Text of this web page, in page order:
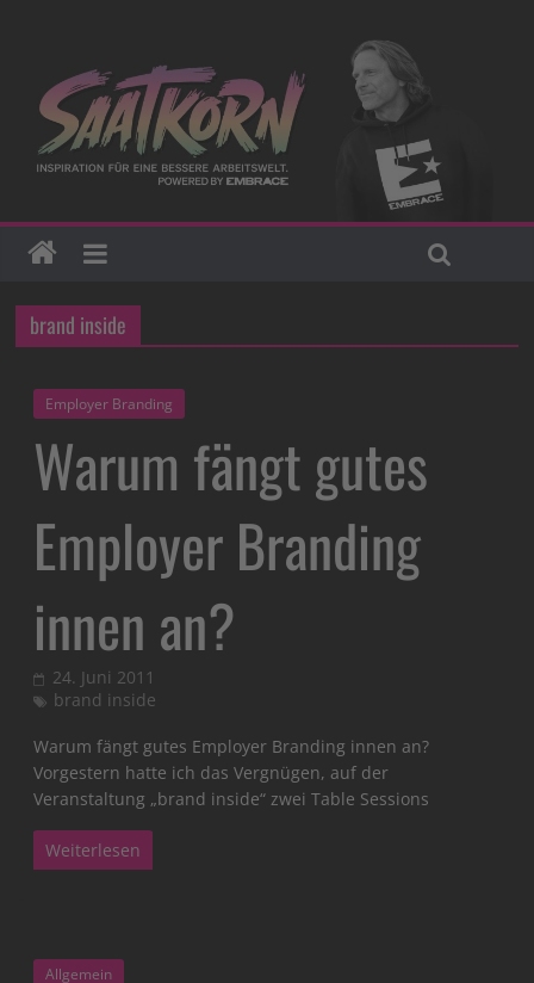
brand inside
Employer Branding
Warum fängt gutes
Employer Branding
innen an?
24. Juni 2011
brand inside
Warum fängt gutes Employer Branding innen an?
Vorgestern hatte ich das Vergnügen, auf der
Veranstaltung „brand inside“ zwei Table Sessions
Weiterlesen
Allgemein